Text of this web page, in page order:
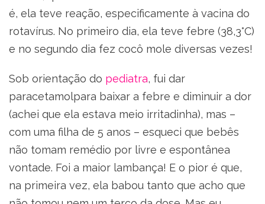
é, ela teve reação, especificamente à vacina do
rotavírus. No primeiro dia, ela teve febre (38,3°C)
e no segundo dia fez cocô mole diversas vezes!
Sob orientação do pediatra, fui dar
paracetamolpara baixar a febre e diminuir a dor
(achei que ela estava meio irritadinha), mas –
com uma filha de 5 anos – esqueci que bebês
não tomam remédio por livre e espontânea
vontade. Foi a maior lambança! E o pior é que,
na primeira vez, ela babou tanto que acho que